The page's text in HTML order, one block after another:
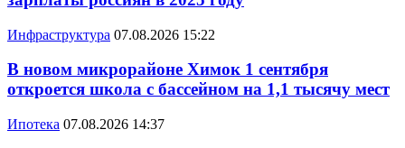
Инфраструктура 07.08.2026 15:22
В новом микрорайоне Химок 1 сентября
откроется школа с бассейном на 1,1 тысячу мест
Ипотека 07.08.2026 14:37